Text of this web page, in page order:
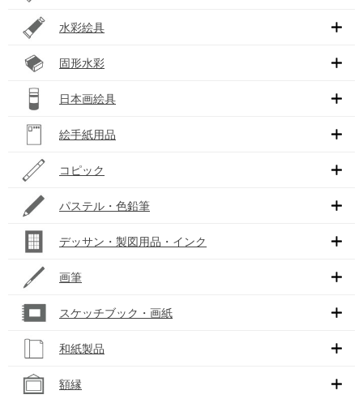
水彩絵具
固形水彩
日本画絵具
絵手紙用品
コピック
パステル・色鉛筆
デッサン・製図用品・インク
画筆
スケッチブック・画紙
和紙製品
額縁